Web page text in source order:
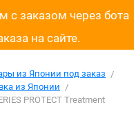
с заказом через бота
на сайте.
из Японии под заказ
из Японии
PROTECT Treatment